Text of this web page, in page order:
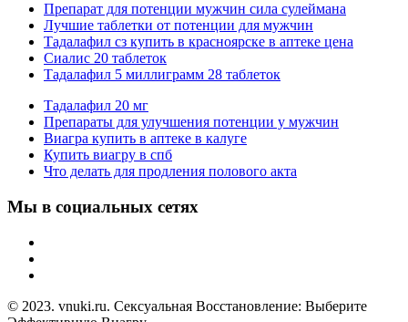
Препарат для потенции мужчин сила сулеймана
Лучшие таблетки от потенции для мужчин
Тадалафил сз купить в красноярске в аптеке цена
Сиалис 20 таблеток
Тадалафил 5 миллиграмм 28 таблеток
Тадалафил 20 мг
Препараты для улучшения потенции у мужчин
Виагра купить в аптеке в калуге
Купить виагру в спб
Что делать для продления полового акта
Мы в социальных сетях
© 2023. vnuki.ru. Сексуальная Восстановление: Выберите